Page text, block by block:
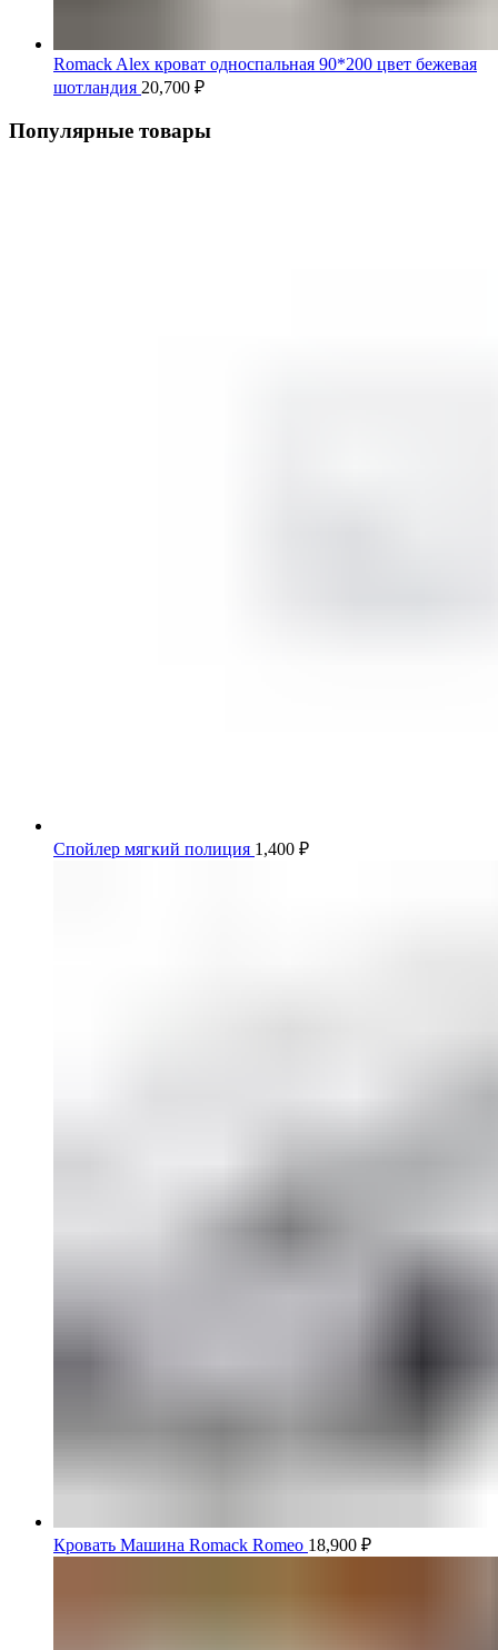
Romack Alex кроват односпальная 90*200 цвет бежевая
шотландия 20,700 ₽
Популярные товары
Спойлер мягкий полиция 1,400 ₽
Кровать Машина Romack Romeo 18,900 ₽